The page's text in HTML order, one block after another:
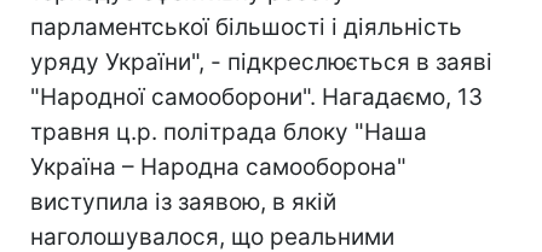
парламентської більшості і діяльність
уряду України", - підкреслюється в заяві
"Народної самооборони". Нагадаємо, 13
травня ц.р. політрада блоку "Наша
Україна – Народна самооборона"
виступила із заявою, в якій
наголошувалося, що реальними